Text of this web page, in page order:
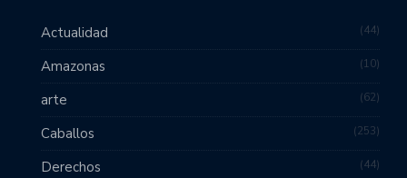
Actualidad 44
Amazonas 10
arte 62
Caballos 253
Derechos 44